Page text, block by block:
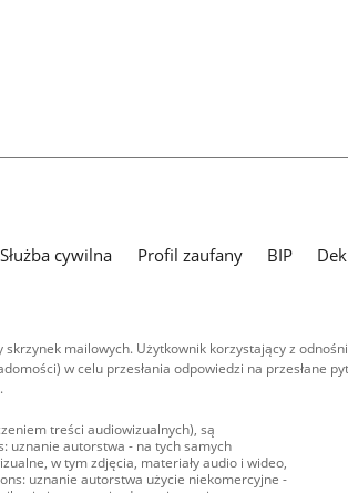
Służba cywilna Profil zaufany BIP
mailowych. Użytkownik korzystający z
w celu przesłania odpowiedzi na przesłane
treści audiowizualnych), są
uznanie autorstwa - na tych samych
w tym zdjęcia, materiały audio i wideo,
uznanie autorstwa użycie niekomercyjne -